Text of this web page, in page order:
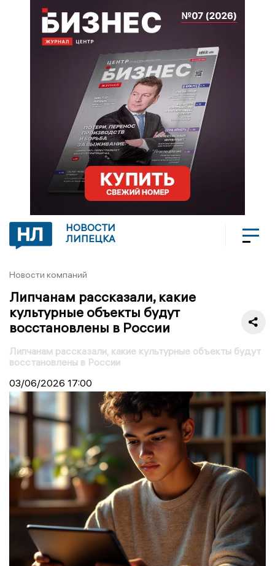
НОВОСТИ
ЛИПЕЦКА
Новости компаний
Липчанам рассказали, какие
культурные объекты будут
восстановлены в России
Липчанам рассказали, какие культурные объекты будут
восстановлены в России
03/06/2026 17:00